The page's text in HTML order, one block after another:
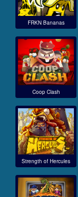
FRKN Bananas
Coop Clash
Strength of Hercules